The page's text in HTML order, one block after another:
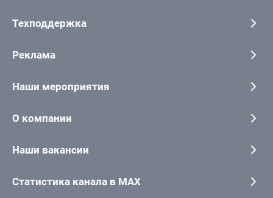
Техподдержка
Реклама
Наши мероприятия
О компании
Наши вакансии
Статистика канала в MAX